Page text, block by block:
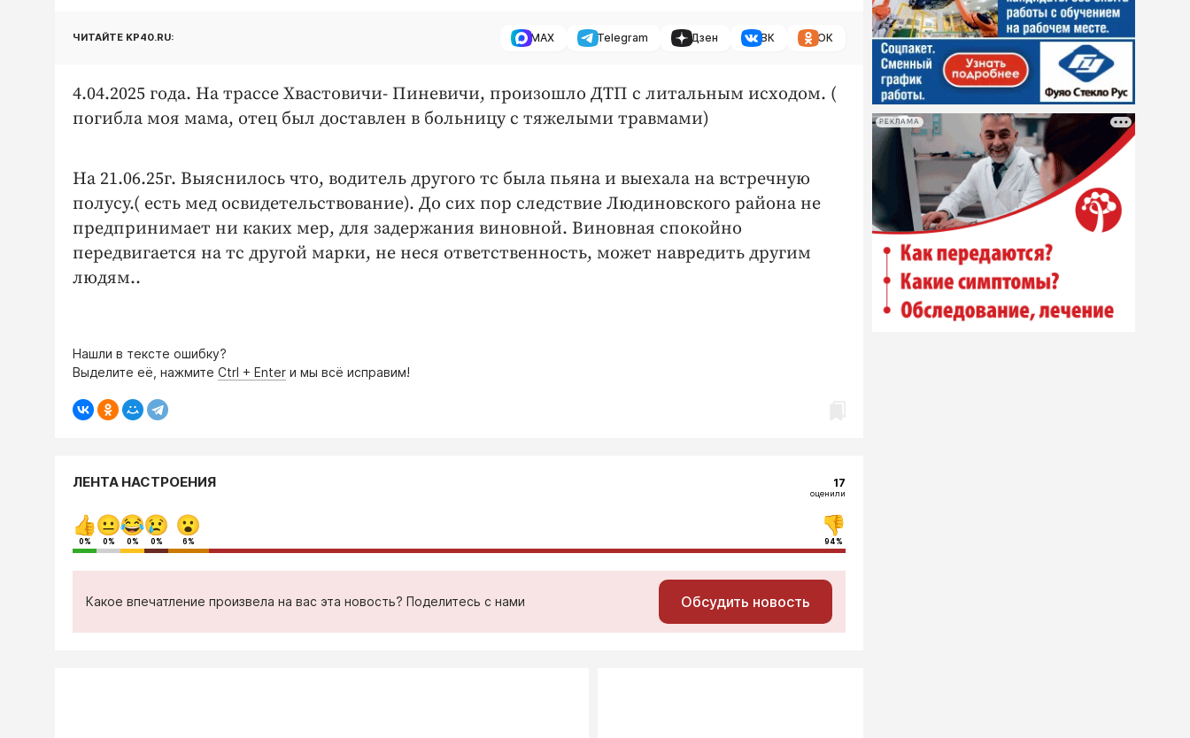
ЧИТАЙТЕ KP40.RU: MAX Telegram Дзен ВК ОК
4.04.2025 года. На трассе Хвастовичи- Пиневичи, произошло ДТП с литальным исходом. (
погибла моя мама, отец был доставлен в больницу с тяжелыми травмами)
На 21.06.25г. Выяснилось что, водитель другого тс была пьяна и выехала на встречную
полусу.( есть мед освидетельствование). До сих пор следствие Людиновского района не
предпринимает ни каких мер, для задержания виновной. Виновная спокойно
передвигается на тс другой марки, не неся ответственность, может навредить другим
людям..
Нашли в тексте ошибку?
Выделите её, нажмите Ctrl + Enter и мы всё исправим!
РЕКЛАМА
ЛЕНТА НАСТРОЕНИЯ 17
оценили
0% 0% 0% 0% 6% 94%
Какое впечатление произвела на вас эта новость? Поделитесь с нами Обсудить новость